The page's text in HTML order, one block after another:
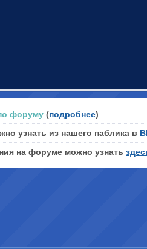
форуму (подробнее)
узнать из нашего паблика в
на форуме можно узнать